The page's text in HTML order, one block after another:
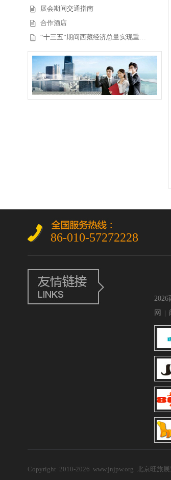
展会期间交通指南
合作酒店
“十三五”期间西藏经济总量实现重…
86-010-57272228
网
|
Copyright 2010-2026 www.jnjpw.org 北京旺旅